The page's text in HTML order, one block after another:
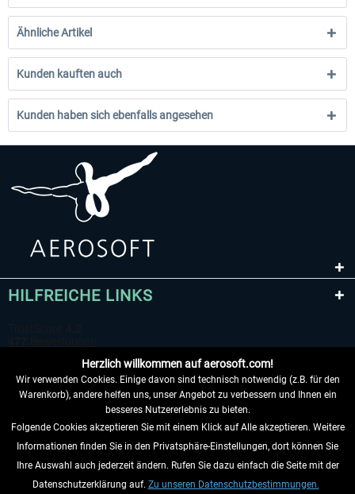
Ähnliche Artikel
Kunden kauften auch
Kunden haben sich ebenfalls angesehen
HILFREICHE LINKS
VERTRAG WIDERRUFEN
INFORMATIONEN
Herzlich willkommen auf aerosoft.com!
Wir verwenden Cookies. Einige davon sind technisch notwendig (z.B. für den
Warenkorb), andere helfen uns, unser Angebot zu verbessern und Ihnen ein
besseres Nutzererlebnis zu bieten.
Folgende Cookies akzeptieren Sie mit einem Klick auf Alle akzeptieren. Weitere
Informationen finden Sie in den Privatsphäre-Einstellungen, dort können Sie
Ihre Auswahl auch jederzeit ändern. Rufen Sie dazu einfach die Seite mit der
Datenschutzerklärung auf. Zu unseren Datenschutzbestimmungen.